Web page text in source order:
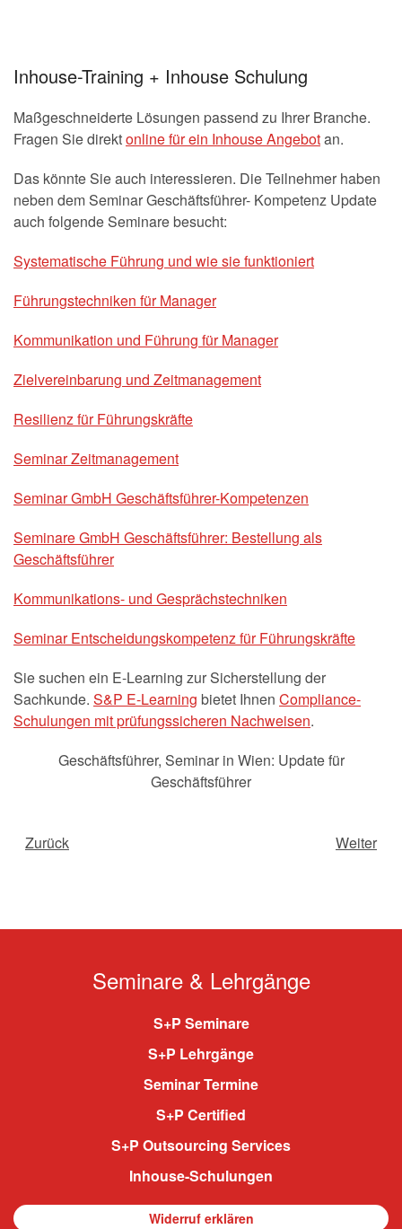
Inhouse-Training + Inhouse Schulung
Maßgeschneiderte Lösungen passend zu Ihrer Branche.
Fragen Sie direktonline für ein Inhouse Angebotan.
Das könnte Sie auch interessieren. Die Teilnehmer haben
neben dem Seminar Geschäftsführer- Kompetenz Update
auch folgende Seminare besucht:
Systematische Führung und wie sie funktioniert
Führungstechniken für Manager
Kommunikation und Führung für Manager
Zielvereinbarung und Zeitmanagement
Resilienz für Führungskräfte
Seminar Zeitmanagement
Seminar GmbH Geschäftsführer-Kompetenzen
Seminare GmbH Geschäftsführer: Bestellung als
Geschäftsführer
Kommunikations- und Gesprächstechniken
Seminar Entscheidungskompetenz für Führungskräfte
Sie suchen ein E-Learning zur Sicherstellung der
Sachkunde. S&P E-Learning bietet Ihnen Compliance-
Schulungen mit prüfungssicheren Nachweisen.
Geschäftsführer, Seminar in Wien: Update für
Geschäftsführer
Zurück Weiter
Seminare & Lehrgänge
S+P Seminare
S+P Lehrgänge
Seminar Termine
S+P Certified
S+P Outsourcing Services
Inhouse-Schulungen
Widerruf erklären